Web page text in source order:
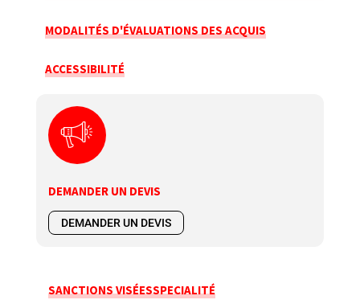
MODALITÉS D'ÉVALUATIONS DES ACQUIS
ACCESSIBILITÉ
DEMANDER UN DEVIS
DEMANDER UN DEVIS
SANCTIONS VISÉESSPECIALITÉ